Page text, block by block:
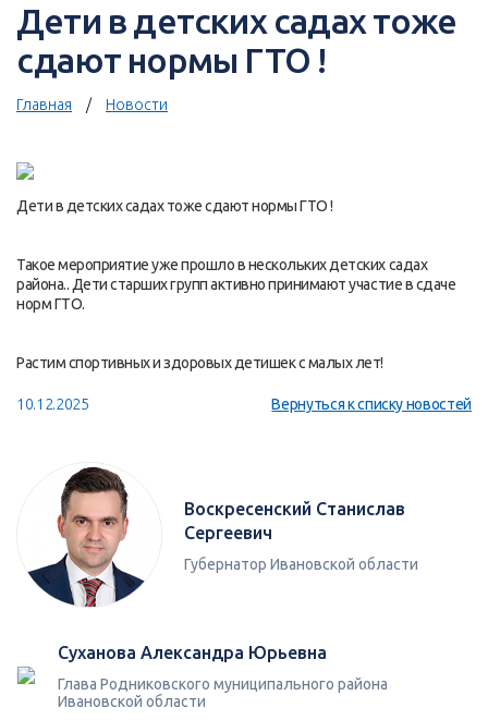
Дети в детских садах тоже
сдают нормы ГТО !
Главная Новости
Дети в детских садах тоже сдают нормы ГТО !
Такое мероприятие уже прошло в нескольких детских садах
района.. Дети старших групп активно принимают участие в сдаче
норм ГТО.
Растим спортивных и здоровых детишек с малых лет!
10.12.2025 Вернуться к списку новостей
Воскресенский Станислав
Сергеевич
Губернатор Ивановской области
Суханова Александра Юрьевна
Глава Родниковского муниципального района
Ивановской области